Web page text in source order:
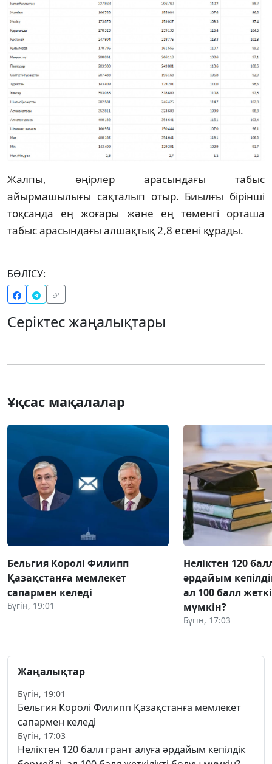
Жалпы, өңірлер арасындағы табыс
айырмашылығы сақталып отыр. Биылғы бірінші
тоқсанда ең жоғары және ең төменгі орташа
табыс арасындағы алшақтық 2,8 есені құрады.
БӨЛІСУ:
Серіктес жаңалықтары
Ұқсас мақалалар
Бельгия Королі Филипп
Қазақстанға мемлекет
сапармен келеді
Бүгін, 19:01
Неліктен 120
әрдайым
ал 100 балл
мүмкін?
Бүгін, 17:03
Жаңалықтар
Бүгін, 19:01
Бельгия Королі Филипп Қазақстанға мемлекет
сапармен келеді
Бүгін, 17:03
Неліктен 120 балл грант алуға әрдайым кепілдік